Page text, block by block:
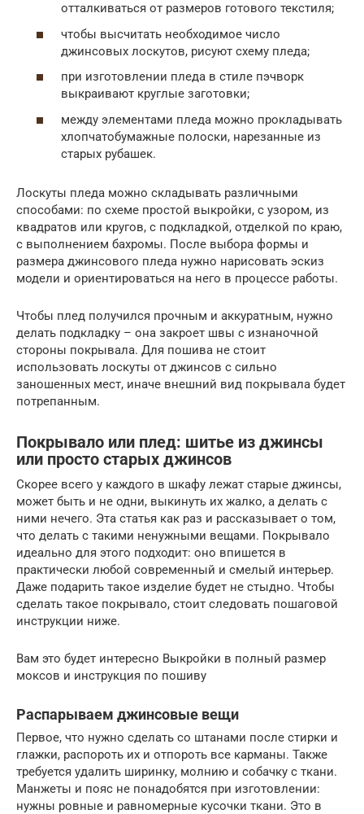
отталкиваться от размеров готового текстиля;
чтобы высчитать необходимое число
джинсовых лоскутов, рисуют схему пледа;
при изготовлении пледа в стиле пэчворк
выкраивают круглые заготовки;
между элементами пледа можно прокладывать
хлопчатобумажные полоски, нарезанные из
старых рубашек.
Лоскуты пледа можно складывать различными
способами: по схеме простой выкройки, с узором, из
квадратов или кругов, с подкладкой, отделкой по краю,
с выполнением бахромы. После выбора формы и
размера джинсового пледа нужно нарисовать эскиз
модели и ориентироваться на него в процессе работы.
Чтобы плед получился прочным и аккуратным, нужно
делать подкладку – она закроет швы с изнаночной
стороны покрывала. Для пошива не стоит
использовать лоскуты от джинсов с сильно
заношенных мест, иначе внешний вид покрывала будет
потрепанным.
Покрывало или плед: шитье из джинсы
или просто старых джинсов
Скорее всего у каждого в шкафу лежат старые джинсы,
может быть и не одни, выкинуть их жалко, а делать с
ними нечего. Эта статья как раз и рассказывает о том,
что делать с такими ненужными вещами. Покрывало
идеально для этого подходит: оно впишется в
практически любой современный и смелый интерьер.
Даже подарить такое изделие будет не стыдно. Чтобы
сделать такое покрывало, стоит следовать пошаговой
инструкции ниже.
Вам это будет интересно Выкройки в полный размер
моксов и инструкция по пошиву
Распарываем джинсовые вещи
Первое, что нужно сделать со штанами после стирки и
глажки, распороть их и отпороть все карманы. Также
требуется удалить ширинку, молнию и собачку с ткани.
Манжеты и пояс не понадобятся при изготовлении:
нужны ровные и равномерные кусочки ткани. Это в